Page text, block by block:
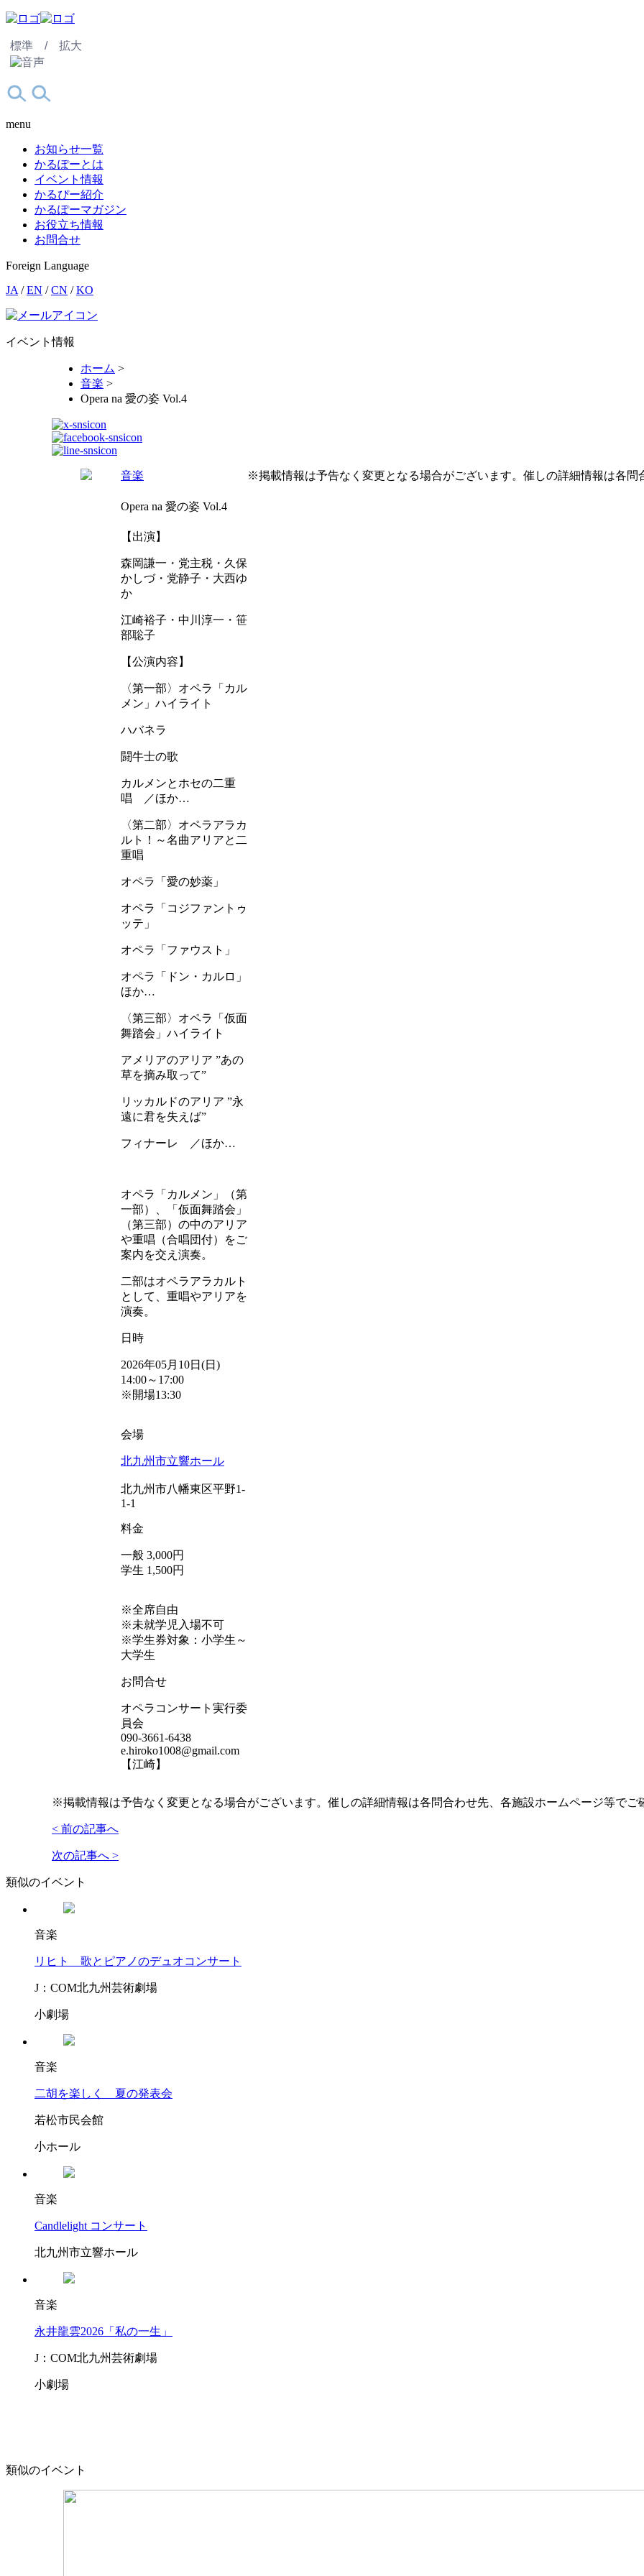
標準 / 拡大
menu
お知らせ一覧
かるぽーとは
イベント情報
かるぴー紹介
かるぽーマガジン
お役立ち情報
お問合せ
Foreign Language
JA /EN /CN /KO
イベント情報
ホーム >
音楽 >
Opera na 愛の姿 Vol.4
音楽
Opera na 愛の姿 Vol.4
【出演】
森岡謙一・党主税・久保
かしづ・党静子・大西ゆ
か
江崎裕子・中川淳一・笹
部聡子
【公演内容】
〈第一部〉オペラ「カル
メン」ハイライト
ハバネラ
闘牛士の歌
カルメンとホセの二重
唱 ／ほか…
〈第二部〉オペラアラカ
ルト！～名曲アリアと二
重唱
オペラ「愛の妙薬」
オペラ「コジファントゥ
ッテ」
オペラ「ファウスト」
オペラ「ドン・カルロ」
ほか…
〈第三部〉オペラ「仮面
舞踏会」ハイライト
アメリアのアリア ”あの
草を摘み取って”
リッカルドのアリア ”永
遠に君を失えば”
フィナーレ ／ほか…
オペラ「カルメン」（第
一部）、「仮面舞踏会」
（第三部）の中のアリア
や重唱（合唱団付）をご
案内を交え演奏。
二部はオペラアラカルト
として、重唱やアリアを
演奏。
日時
2026年05月10日(日)
14:00～17:00
※開場13:30
会場
北九州市立響ホール
北九州市八幡東区平野1-
1-1
料金
一般 3,000円
学生 1,500円
※全席自由
※未就学児入場不可
※学生券対象：小学生～
大学生
お問合せ
オペラコンサート実行委
員会
090-3661-6438
e.hiroko1008@gmail.com
【江崎】
※掲載情報は予告なく変更となる場合がございます。催しの詳細情報は各問
※掲載情報は予告なく変更となる場合がございます。催しの詳細情報は各問合わせ先、各施設ホームページ等でご
< 前の記事へ
次の記事へ >
類似のイベント
音楽
リヒト 歌とピアノのデュオコンサート
J：COM北九州芸術劇場
小劇場
音楽
二胡を楽しく 夏の発表会
若松市民会館
小ホール
音楽
Candlelight コンサート
北九州市立響ホール
音楽
永井龍雲2026「私の一生」
J：COM北九州芸術劇場
小劇場
類似のイベント